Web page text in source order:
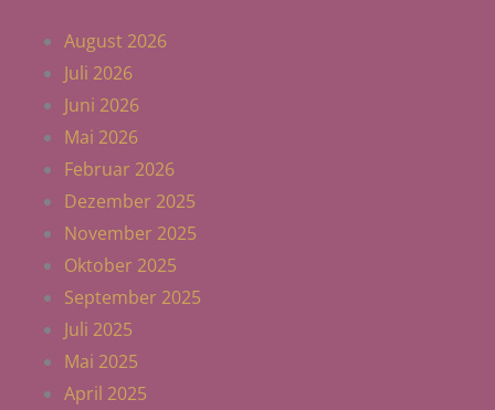
August 2026
Juli 2026
Juni 2026
Mai 2026
Februar 2026
Dezember 2025
November 2025
Oktober 2025
September 2025
Juli 2025
Mai 2025
April 2025